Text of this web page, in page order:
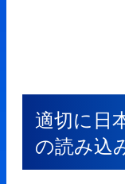
適切に日
の読み込